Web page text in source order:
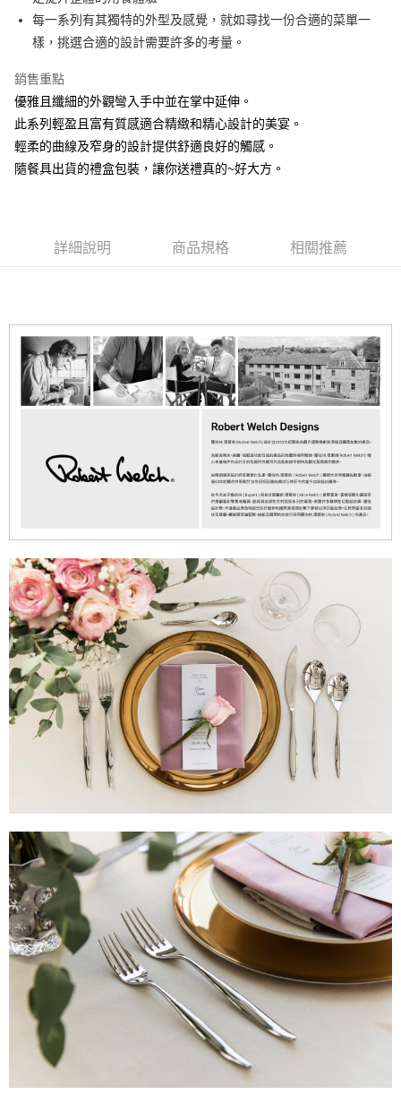
相關說明
【關於「AFTEE先享後付」】
AFTEE先享後付是「在收到商品之後才付款」的支付方式。 讓您購物簡單
１．簡單：不需註冊會員、不需綁卡、不需儲值。
２．便利：只要手機號碼，簡訊認證，即可結帳。
３．安心：先確認商品／服務後，再付款。
【「AFTEE先享後付」結帳流程】
１．於結帳方式選擇「AFTEE先享後付」後，將跳轉至「AFTEE先享後付」
※ 請注意：結帳手續完成當下不需立刻繳費，但若您需要取消訂單，請聯絡
客戶支援中心」https://netprotections.freshdesk.com/support/home
【注意事項】
１．透過由恩沛科技股份有限公司提供之「AFTEE先享後付」服務完成之交
易，需依本服務之必要範圍內提供個人資料，並將交易相關給付款項請求債
權轉讓予恩沛科技股份有限公司。
２．關於個人資料處理事宜，請瀏覽以下網址：
３．未成年的使用者請事先徵得法定代理人或監護人之同意方可使用
「AFTEE先享後付」，若未經同意申辦者引起之損失，本公司不負相關責
４．使用「AFTEE先享後付」時，將依據個別帳號之用戶狀況，依本公司即
時審查核予不同之上限額度；若仍有額度不足之情形，本公司將視審查結果
恩沛科技股份有限公司將有權停止該用戶之使用額度並採取法律行動。
ATM付款
全家取貨付款
每筆NT$60，滿NT$1,500(含以上)免運費
7-11取貨付款
每一系列有其獨特的外型及感覺，就如尋找一份合適的菜單一
樣，挑選合適的設計需要許多的考量。
銷售重點
優雅且纖細的外觀彎入手中並在掌中延伸。
此系列輕盈且富有質感適合精緻和精心設計的美宴。
輕柔的曲線及窄身的設計提供舒適良好的觸感。
隨餐具出貨的禮盒包裝，讓你送禮真的~好大方。
詳細說明 商品規格 相關推薦